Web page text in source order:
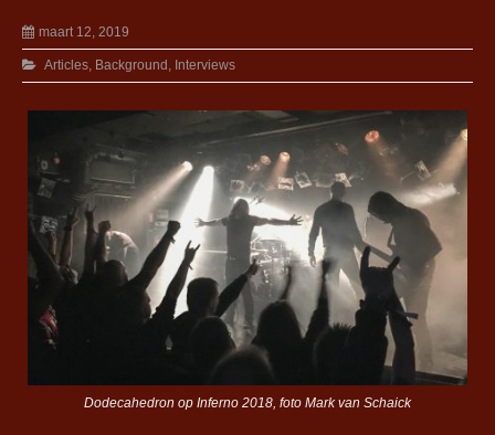
maart 12, 2019
Articles, Background , Interviews
Dodecahedron op Inferno 2018, foto Mark van Schaick